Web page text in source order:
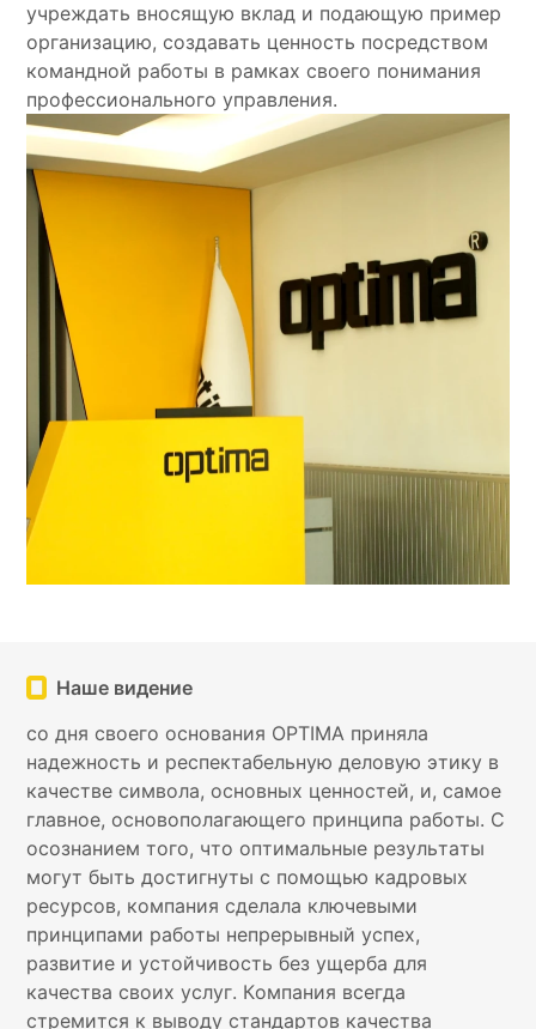
учреждать вносящую вклад и подающую пример
организацию, создавать ценность посредством
командной работы в рамках своего понимания
профессионального управления.
Наше видение
со дня своего основания OPTIMA приняла
надежность и респектабельную деловую этику в
качестве символа, основных ценностей, и, самое
главное, основополагающего принципа работы. С
осознанием того, что оптимальные результаты
могут быть достигнуты с помощью кадровых
ресурсов, компания сделала ключевыми
принципами работы непрерывный успех,
развитие и устойчивость без ущерба для
качества своих услуг. Компания всегда
стремится к выводу стандартов качества